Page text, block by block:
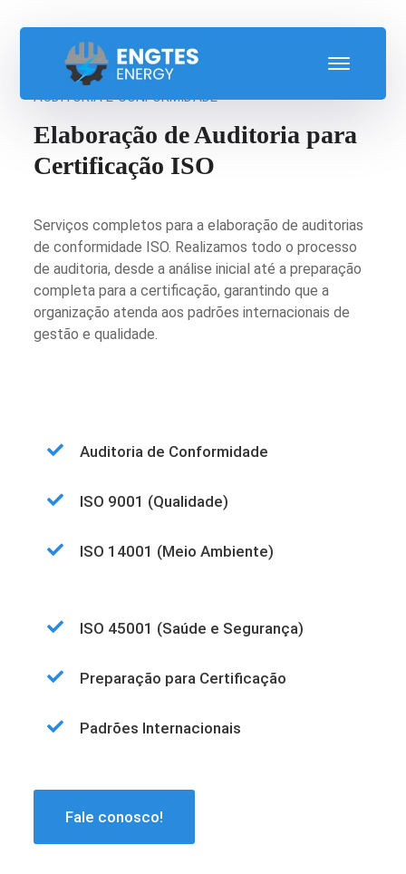
AUDITORIA E CONFORMIDADE
Elaboração de Auditoria para
Certificação ISO
Serviços completos para a elaboração de auditorias
de conformidade ISO. Realizamos todo o processo
de auditoria, desde a análise inicial até a preparação
completa para a certificação, garantindo que a
organização atenda aos padrões internacionais de
gestão e qualidade.
Auditoria de Conformidade
ISO 9001 (Qualidade)
ISO 14001 (Meio Ambiente)
ISO 45001 (Saúde e Segurança)
Preparação para Certificação
Padrões Internacionais
Fale conosco!